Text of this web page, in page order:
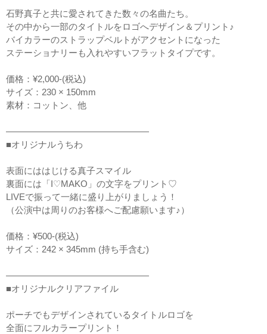
石野真子と共に愛されてきた数々の名曲たち。
その中から一部のタイトルをロゴへデザイン＆プリント♪
バイカラーのストラップベルトがアクセントになった
ステーショナリーも入れやすいフラットタイプです。
価格：¥2,000-(税込)
サイズ：230 × 150mm
素材：コットン、他
————————————————
■オリジナルうちわ
表面にははじける真子スマイル
裏面には「I♡MAKO」の文字をプリント♡
LIVEで振って一緒に盛り上がりましょう！
（公演中は周りのお客様へご配慮願います♪）
価格：¥500-(税込)
サイズ：242 × 345mm (持ち手含む)
————————————————
■オリジナルクリアファイル
ポーチでもデザインされているタイトルロゴを
全面にフルカラープリント！